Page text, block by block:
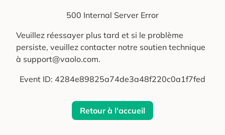
500 Internal Server Error
Veuillez réessayer plus tard et si le problème
persiste, veuillez contacter notre soutien technique
à support@vaolo.com.
Event ID: 4284e89825a74de3a48f220c0a1f7fed
Retour à l'accueil